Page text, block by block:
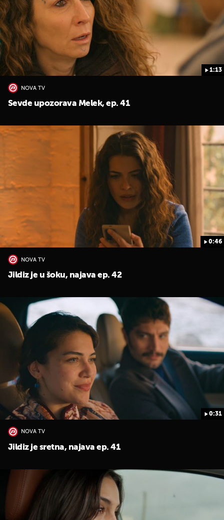
1:13
NOVA TV
Sevde upozorava Melek, ep. 41
0:46
NOVA TV
Jildiz je u šoku, najava ep. 42
0:31
NOVA TV
Jildiz je sretna, najava ep. 41